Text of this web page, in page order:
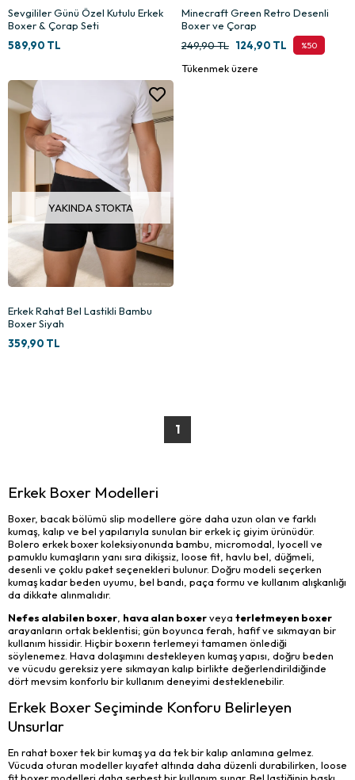
Sevgililer Günü Özel Kutulu Erkek
Boxer & Çorap Seti
589,90 TL
Minecraft Green Retro Desenli
Boxer ve Çorap
%50
124,90 TL
249,90 TL
Tükenmek üzere
YAKINDA STOKTA
Erkek Rahat Bel Lastikli Bambu
Boxer Siyah
359,90 TL
1
Erkek Boxer Modelleri
Boxer, bacak bölümü slip modellere göre daha uzun olan ve farklı
kumaş, kalıp ve bel yapılarıyla sunulan bir erkek iç giyim ürünüdür.
Bolero erkek boxer koleksiyonunda bambu, micromodal, lyocell ve
pamuklu kumaşların yanı sıra dikişsiz, loose fit, havlu bel, düğmeli,
desenli ve çoklu paket seçenekleri bulunur. Doğru modeli seçerken
kumaş kadar beden uyumu, bel bandı, paça formu ve kullanım alışkanlığı
da dikkate alınmalıdır.
Nefes alabilen boxer hava alan boxerveya terletmeyen boxer
arayanların ortak beklentisi; gün boyunca ferah, hafif ve sıkmayan bir
kullanım hissidir. Hiçbir boxerın terlemeyi tamamen önlediği
söylenemez. Hava dolaşımını destekleyen kumaş yapısı, doğru beden
ve vücudu gereksiz yere sıkmayan kalıp birlikte değerlendirildiğinde
dört mevsim konforlu bir kullanım deneyimi desteklenebilir.
Erkek Boxer Seçiminde Konforu Belirleyen
Unsurlar
En rahat boxer tek bir kumaş ya da tek bir kalıp anlamına gelmez.
Vücuda oturan modeller kıyafet altında daha düzenli durabilirken, loose
fit boxer modelleri daha serbest bir kullanım sunar. Bel lastiğinin baskı